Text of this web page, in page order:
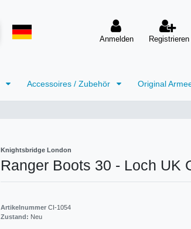
Anmelden Registrieren
Accessoires / Zubehör Original
Knightsbridge London
Ranger Boots 30 - Loch UK
Artikelnummer CI-1054
Zustand: Neu